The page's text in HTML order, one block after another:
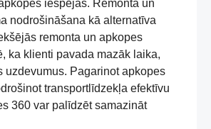
iespējas. Remonta un
nodrošināšana kā alternatīva
remonta un apkopes
ka klienti pavada mazāk laika,
uzdevumus. Pagarinot apkopes
transportlīdzekļa efektīvu
360 var palīdzēt samazināt